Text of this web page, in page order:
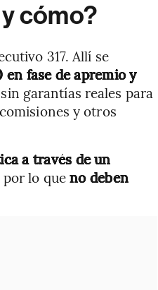
cómo?
317. Allí se
fase de apremio y
garantías reales para
y otros
a través de un
lo queno deben